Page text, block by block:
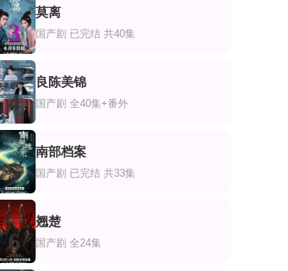
3
莫离
国产剧 已完结 共40集
4
良陈美锦
国产剧 全40集+番外
5
南部档案
国产剧 已完结 共33集
6
翘楚
国产剧 全24集